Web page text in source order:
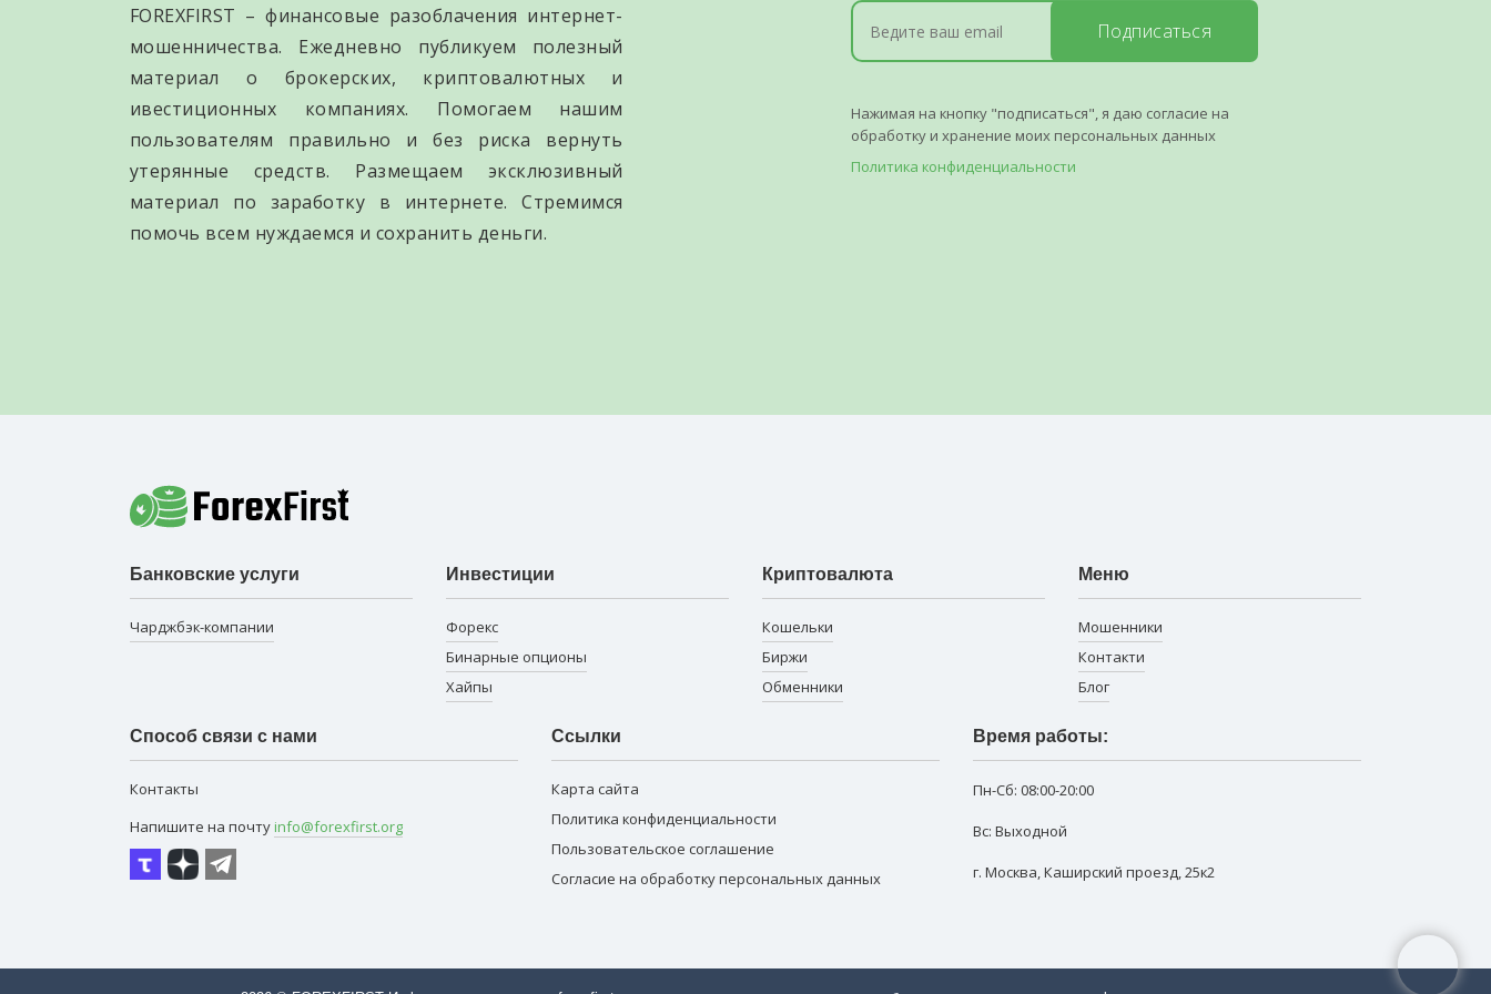
FOREXFIRST – финансовые разоблачения интернет-
мошенничества. Ежедневно публикуем полезный
материал о брокерских, криптовалютных и
ивестиционных компаниях. Помогаем нашим
пользователям правильно и без риска вернуть
утерянные средств. Размещаем эксклюзивный
материал по заработку в интернете. Стремимся
помочь всем нуждаемся и сохранить деньги.
Подписаться
Нажимая на кнопку "подписаться", я даю согласие на
обработку и хранение моих персональных данных
Политика конфиденциальности
Банковские услуги
Чарджбэк-компании
Инвестиции
Форекс
Бинарные опционы
Хайпы
Криптовалюта
Кошельки
Биржи
Обменники
Меню
Мошенники
Контакти
Блог
Способ связи с нами
Контакты
Напишите на почту info@forexfirst.org
Ссылки
Карта сайта
Политика конфиденциальности
Пользовательское соглашение
Согласие на обработку персональных данных
Время работы:
Пн-Сб: 08:00-20:00
Вс: Выходной
г. Москва,Каширский проезд, 25к2